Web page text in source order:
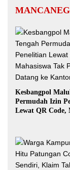
Kesbangpol
Permudah Izin
Lewat QR Code,